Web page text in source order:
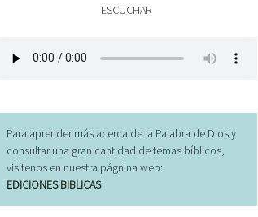
ESCUCHAR
Para aprender más acerca de la Palabra de Dios y
consultar una gran cantidad de temas bíblicos,
visítenos en nuestra págnina web:
EDICIONES BIBLICAS